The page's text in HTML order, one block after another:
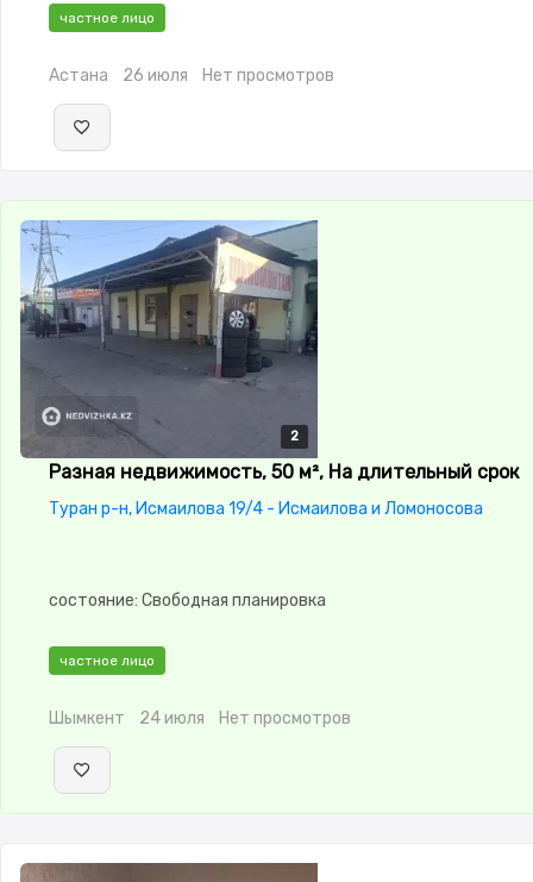
частное лицо
Астана 26 июля Нет просмотров
2
2
Разная недвижимость, 50 м², На длительный срок
Туран р-н, Исмаилова 19/4 - Исмаилова и Ломоносова
состояние: Свободная планировка
частное лицо
Шымкент 24 июля Нет просмотров